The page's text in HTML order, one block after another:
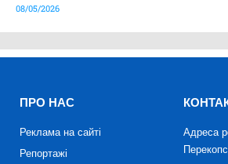
08/05/2026
ПРО НАС
Реклама на сайті
Репортажі
Адреса